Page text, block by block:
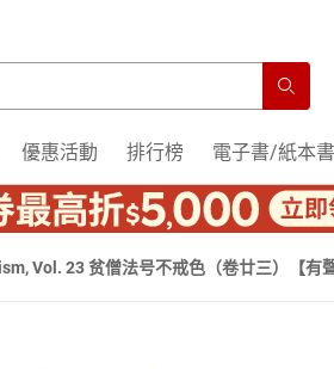
優惠活動 排行榜 電子書/紙本書
Vol. 23 贫僧法号不戒色（卷廿三）【有聲